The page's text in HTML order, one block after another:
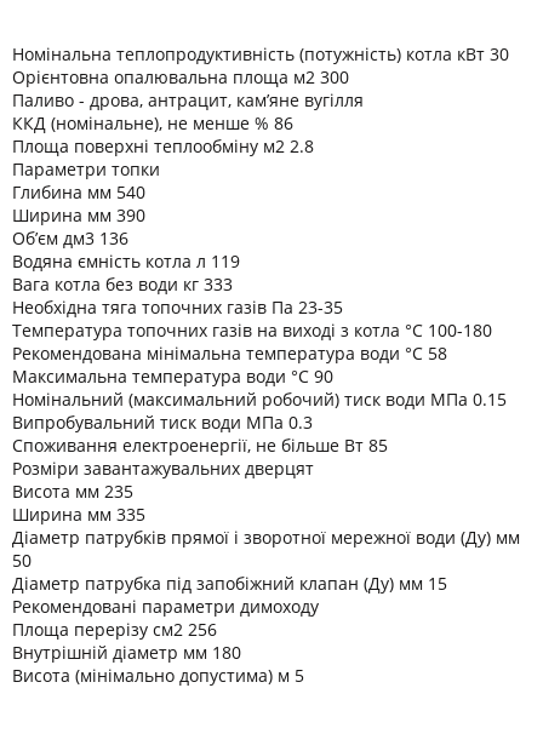
Номінальна теплопродуктивність (потужність) котла кВт 30
Орієнтовна опалювальна площа м2 300
Паливо - дрова, антрацит, кам’яне вугілля
ККД (номінальне), не менше % 86
Площа поверхні теплообміну м2 2.8
Параметри топки
Глибина мм 540
Ширина мм 390
Об’єм дм3 136
Водяна ємність котла л 119
Вага котла без води кг 333
Необхідна тяга топочних газів Па 23-35
Температура топочних газів на виході з котла °C 100-180
Рекомендована мінімальна температура води °C 58
Максимальна температура води °C 90
Номінальний (максимальний робочий) тиск води МПа 0.15
Випробувальний тиск води МПа 0.3
Споживання електроенергії, не більше Вт 85
Розміри завантажувальних дверцят
Висота мм 235
Ширина мм 335
Діаметр патрубків прямої і зворотної мережної води (Ду) мм
50
Діаметр патрубка під запобіжний клапан (Ду) мм 15
Рекомендовані параметри димоходу
Площа перерізу см2 256
Внутрішній діаметр мм 180
Висота (мінімально допустима) м 5